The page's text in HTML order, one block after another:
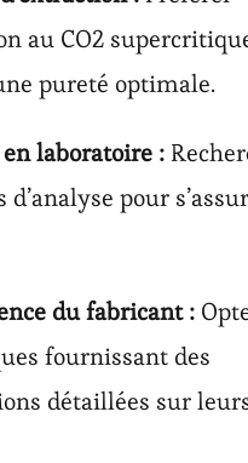
au CO2
pureté optimale.
laboratoire :
pour
du fabricant :
fournissant des
détaillées sur